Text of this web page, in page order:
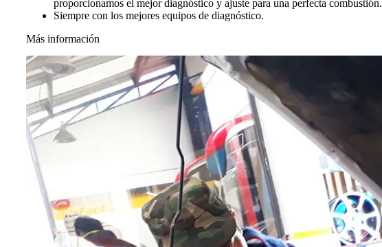
proporcionamos el mejor diagnóstico y ajuste para una perfecta combustión.
Siempre con los mejores equipos de diagnóstico.
Más información